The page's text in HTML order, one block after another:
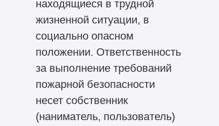
находящиеся в трудной
жизненной ситуации, в
социально опасном
положении. Ответственность
за выполнение требований
пожарной безопасности
несет собственник
(наниматель, пользователь)